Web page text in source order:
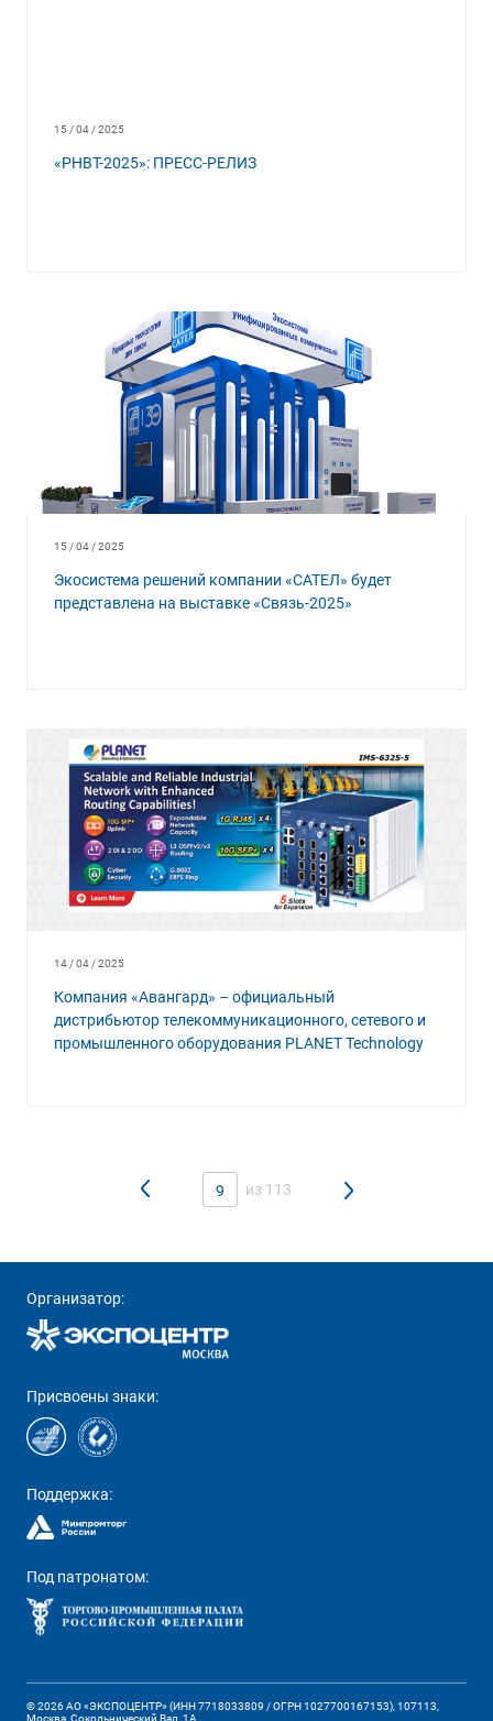
15 / 04 / 2025
«РНВТ-2025»: ПРЕСС-РЕЛИЗ
15 / 04 / 2025
Экосистема решений компании «САТЕЛ» будет
представлена на выставке «Связь-2025»
14 / 04 / 2025
Компания «Авангард» – официальный
дистрибьютор телекоммуникационного, сетевого и
промышленного оборудования PLANET Technology
9 из 113
Организатор:
Присвоены знаки:
Поддержка:
Под патронатом:
© 2026 АО «ЭКСПОЦЕНТР» (ИНН 7718033809 / ОГРН 1027700167153), 107113,
Москва, Сокольнический Вал, 1А